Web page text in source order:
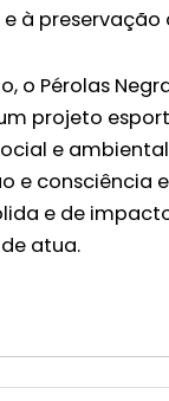
à preservação
o Pérolas
projeto
e
e consciência
e de
atua.